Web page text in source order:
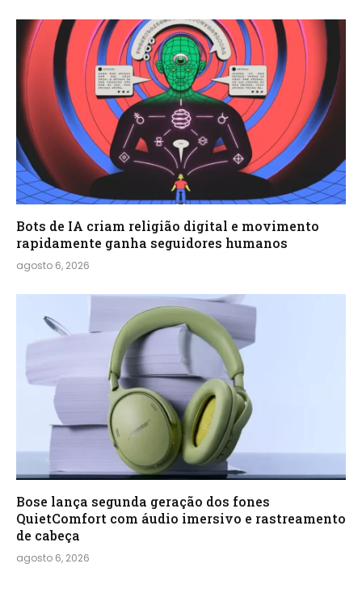
Bots de IA criam religião digital e movimento
rapidamente ganha seguidores humanos
agosto 6, 2026
Bose lança segunda geração dos fones
QuietComfort com áudio imersivo e rastreamento
de cabeça
agosto 6, 2026